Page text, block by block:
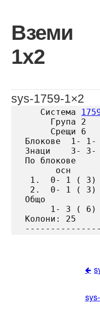
content
Вземи
1х2
sys-1759-1×2
   Система
     Група 2
     Срещи 6
Блокове  1-
Знаци    3-
По блокове
осн
1.  0- 1 ( 3)
2.  0- 1 ( 3)
Общо
1- 3 ( 6)
Колони: 25